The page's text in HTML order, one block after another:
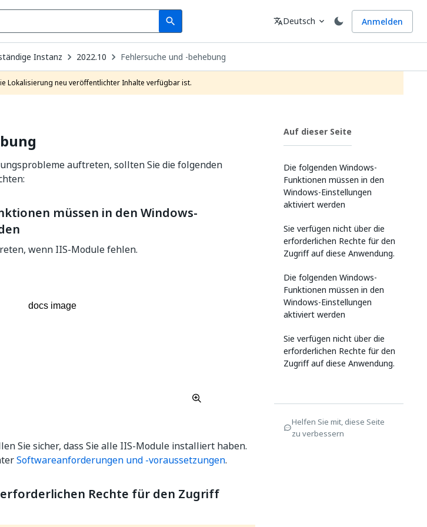
search
Search Sprache
translateDeutsch expand_more Anmelden
Instanz 2022.10 Fehlersuche und ‑behebung
Lokalisierung neu veröffentlichter Inhalte verfügbar ist.
auftreten, sollten Sie die folgenden
müssen in den Windows-
wenn IIS-Module fehlen.
Sie sicher, dass Sie alle IIS-Module installiert haben.
Softwareanforderungen und -voraussetzungen.
Rechte für den Zugriff
Auf dieser Seite
Die folgenden Windows-
Funktionen müssen in den
Windows-Einstellungen
aktiviert werden
Sie verfügen nicht über die
erforderlichen Rechte für den
Zugriff auf diese Anwendung.
Die folgenden Windows-
Funktionen müssen in den
Windows-Einstellungen
aktiviert werden
Sie verfügen nicht über die
erforderlichen Rechte für den
Zugriff auf diese Anwendung.
Helfen Sie mit, diese Seite
zu verbessern